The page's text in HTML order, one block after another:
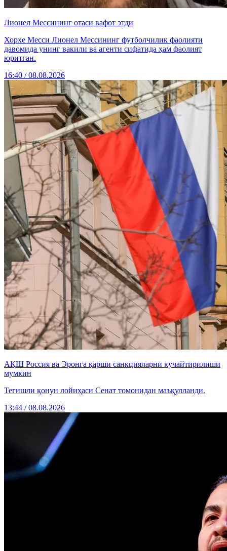
Лионел Мессининг отаси вафот этди
Хорхе Месси Лионел Мессининг футболчилик фаолияти
давомида унинг вакили ва агенти сифатида ҳам фаолият
юритган.
16:40 / 08.08.2026
АҚШ Россия ва Эронга қарши санкцияларни кучайтирилиши
мумкин
Тегишли қонун лойиҳаси Сенат томонидан маъқулланди.
13:44 / 08.08.2026